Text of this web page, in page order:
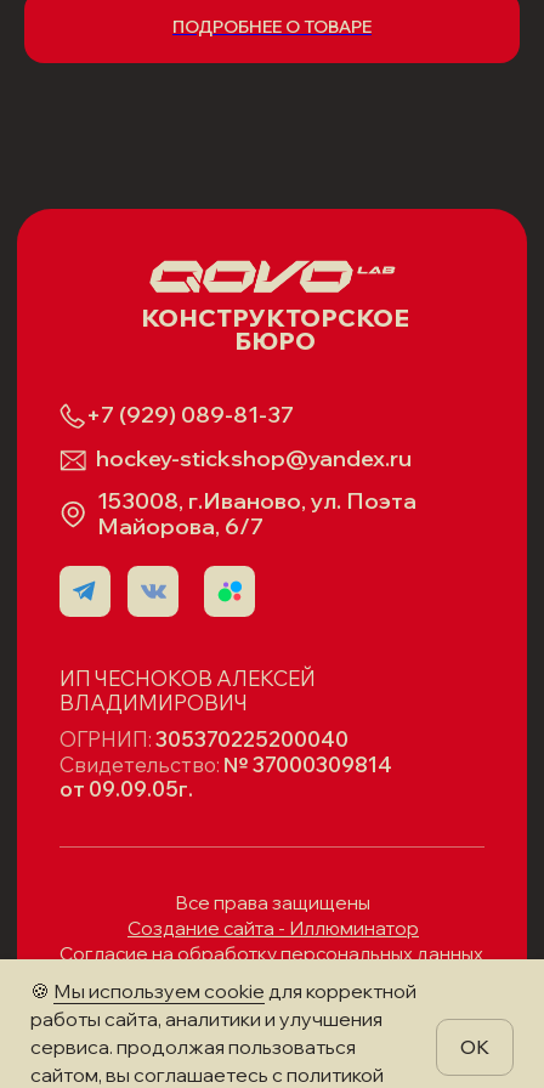
ПОДРОБНЕЕ О ТОВАРЕ
🍪 Мы используем cookie для корректной
работы сайта, аналитики и улучшения
сервиса. продолжая пользоваться
сайтом, вы соглашаетесь с политикой
OK